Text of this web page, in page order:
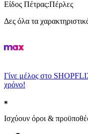
Είδος Πέτρας:Πέρλες
Δες όλα τα
Γίνε μέλος στο
χρόνο!
Ισχύουν όροι &